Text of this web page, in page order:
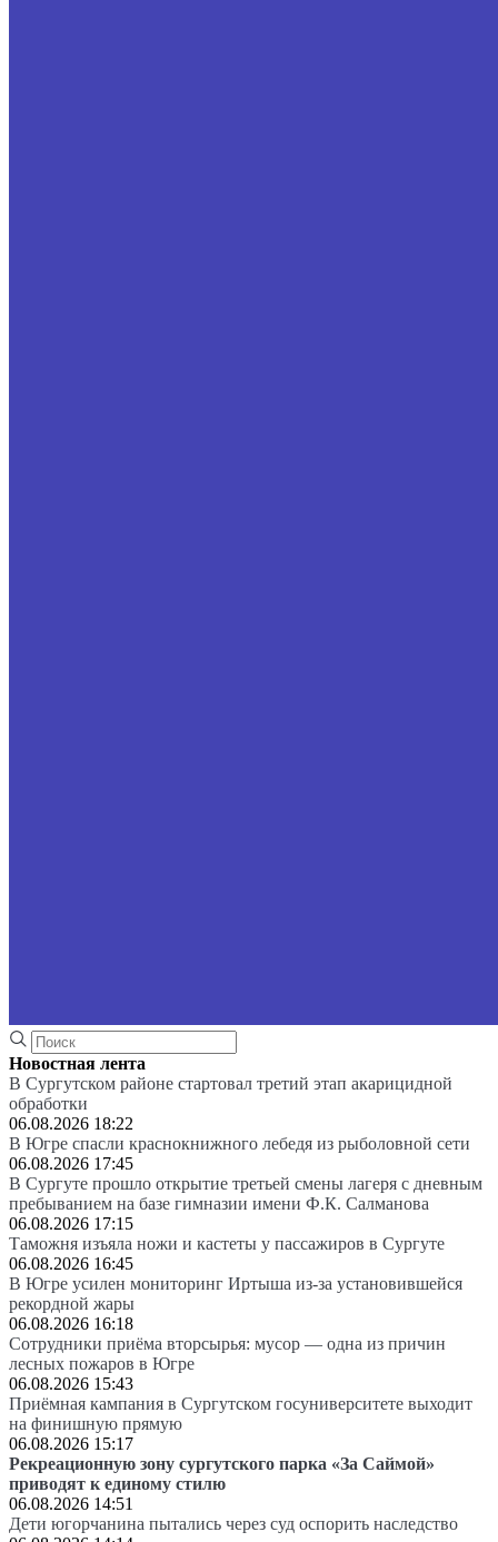
Новостная лента
В Сургутском районе стартовал третий этап акарицидной
обработки
06.08.2026 18:22
В Югре спасли краснокнижного лебедя из рыболовной сети
06.08.2026 17:45
В Сургуте прошло открытие третьей смены лагеря с дневным
пребыванием на базе гимназии имени Ф.К. Салманова
06.08.2026 17:15
Таможня изъяла ножи и кастеты у пассажиров в Сургуте
06.08.2026 16:45
В Югре усилен мониторинг Иртыша из-за установившейся
рекордной жары
06.08.2026 16:18
Сотрудники приёма вторсырья: мусор — одна из причин
лесных пожаров в Югре
06.08.2026 15:43
Приёмная кампания в Сургутском госуниверситете выходит
на финишную прямую
06.08.2026 15:17
Рекреационную зону сургутского парка «За Саймой»
приводят к единому стилю
06.08.2026 14:51
Дети югорчанина пытались через суд оспорить наследство